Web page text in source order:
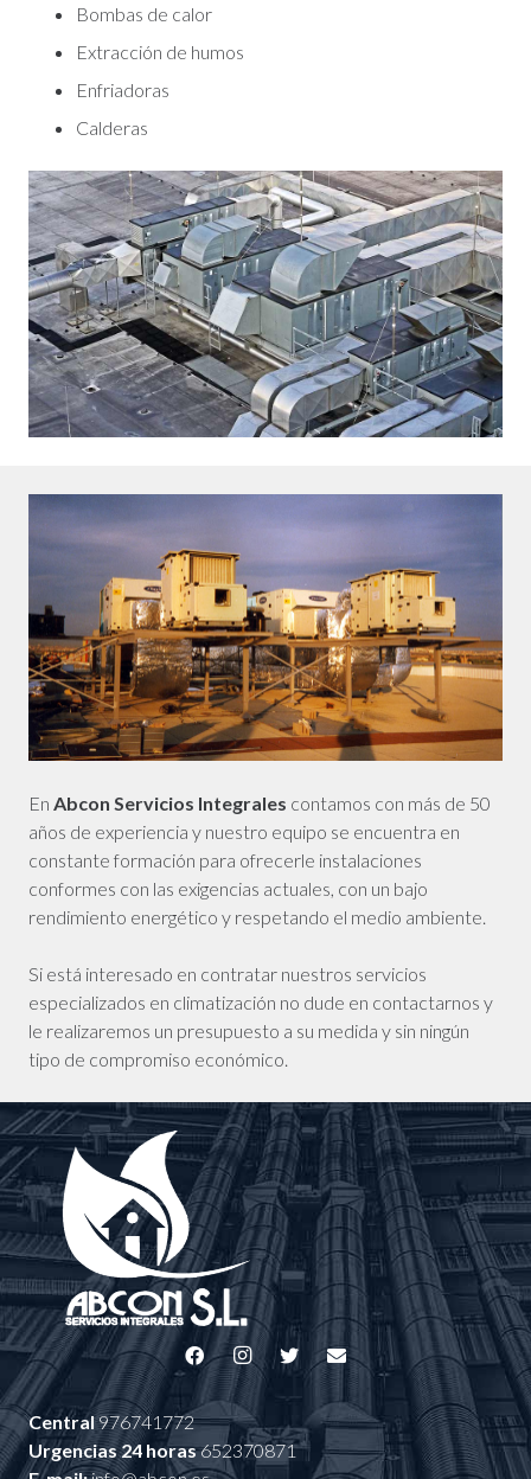
Bombas de calor
Extracción de humos
Enfriadoras
Calderas
En Abcon Servicios Integrales contamos con más de 50
años de experiencia y nuestro equipo se encuentra en
constante formación para ofrecerle instalaciones
conformes con las exigencias actuales, con un bajo
rendimiento energético y respetando el medio ambiente.
Si está interesado en contratar nuestros servicios
especializados en climatización no dude en contactarnos y
le realizaremos un presupuesto a su medida y sin ningún
tipo de compromiso económico.
Central976741772
Urgencias 24 horas652370871